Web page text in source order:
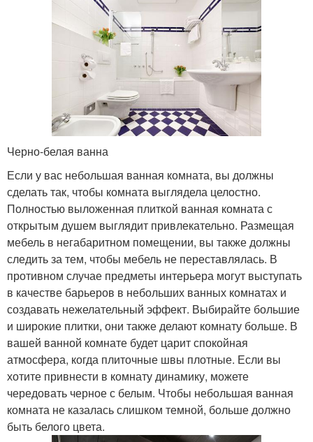
Черно-белая ванна
Если у вас небольшая ванная комната, вы должны
сделать так, чтобы комната выглядела целостно.
Полностью выложенная плиткой ванная комната с
открытым душем выглядит привлекательно. Размещая
мебель в негабаритном помещении, вы также должны
следить за тем, чтобы мебель не переставлялась. В
противном случае предметы интерьера могут выступать
в качестве барьеров в небольших ванных комнатах и ​​
создавать нежелательный эффект. Выбирайте большие
и широкие плитки, они также делают комнату больше. В
вашей ванной комнате будет царит спокойная
атмосфера, когда плиточные швы плотные. Если вы
хотите привнести в комнату динамику, можете
чередовать черное с белым. Чтобы небольшая ванная
комната не казалась слишком темной, больше должно
быть белого цвета.